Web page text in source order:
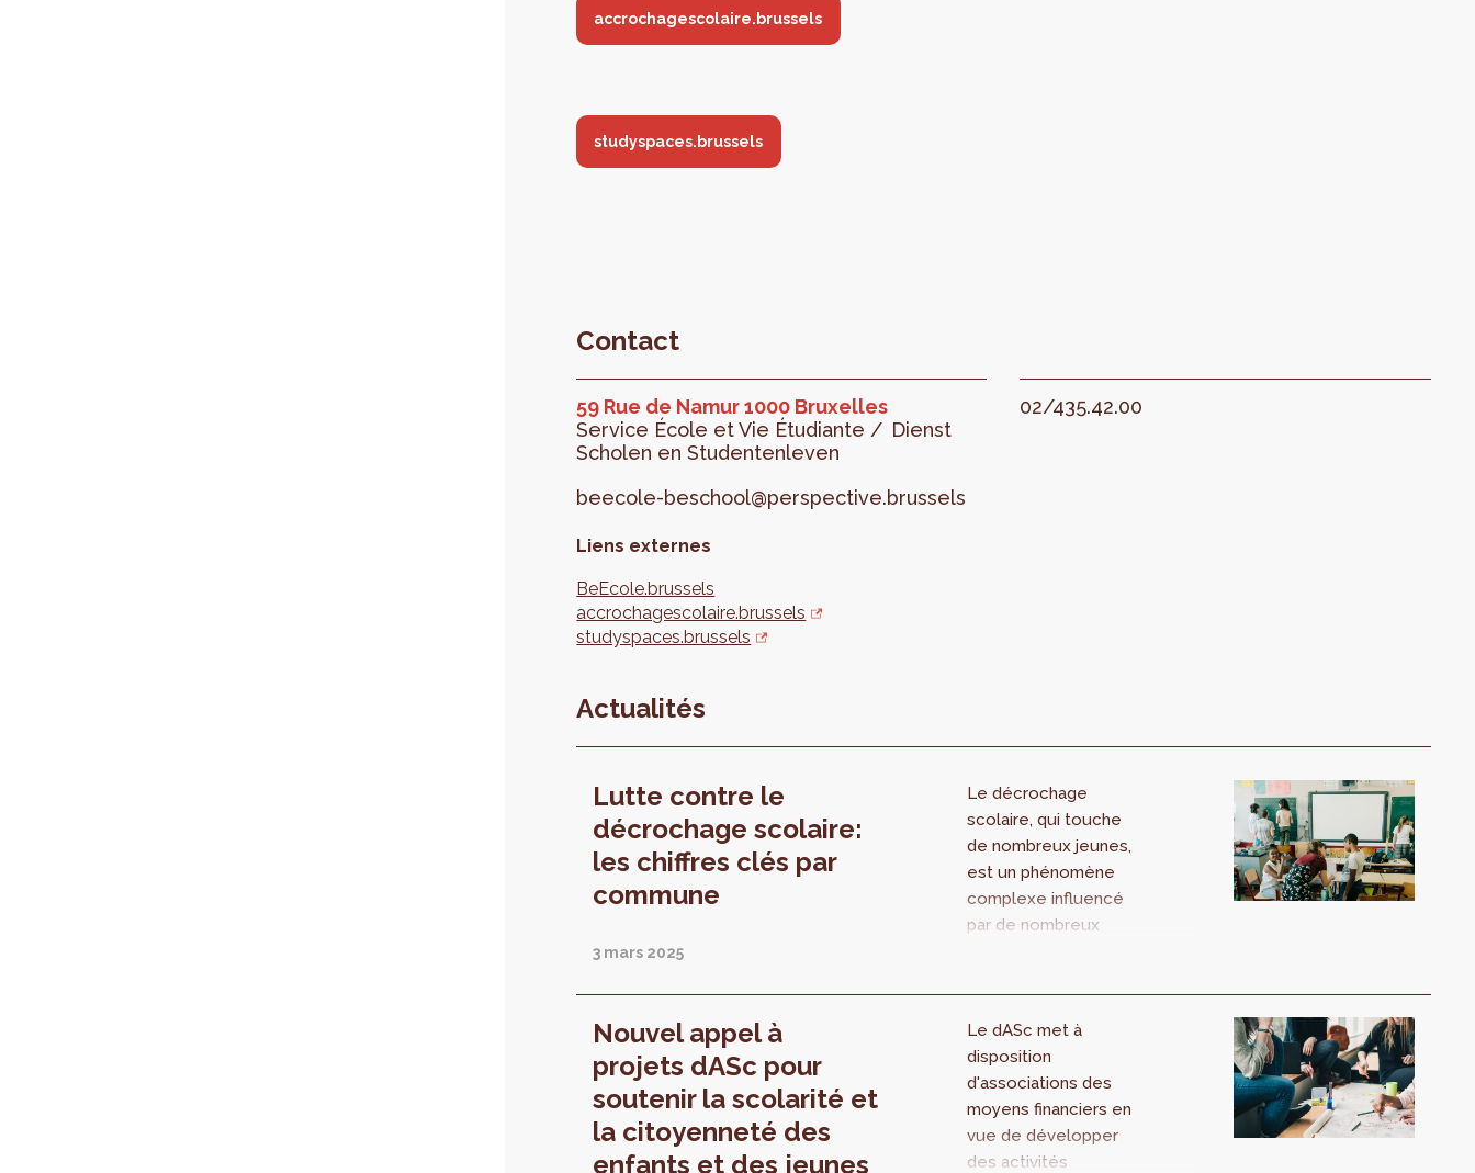
accrochagescolaire.brussels
studyspaces.brussels
Contact
59 Rue de Namur 1000 Bruxelles
Service École et Vie Étudiante / Dienst
Scholen en Studentenleven
02/435.42.00
beecole-beschool@perspective.brussels
Liens externes
BeEcole.brussels
accrochagescolaire.brussels
studyspaces.brussels
Actualités
Lutte contre le
décrochage scolaire:
les chiffres clés par
commune
3 mars 2025
Le décrochage
scolaire, qui touche
de nombreux jeunes,
est un phénomène
complexe influencé
par de nombreux
économique, les
fréquentations,
l’école et enfin les
caractéristiques
propres à chaque
jeune. Pour
Nouvel appel à
projets dASc pour
soutenir la scolarité et
la citoyenneté des
enfants et des jeunes
Le dASc met à
disposition
d'associations des
moyens financiers en
vue de développer
des activités